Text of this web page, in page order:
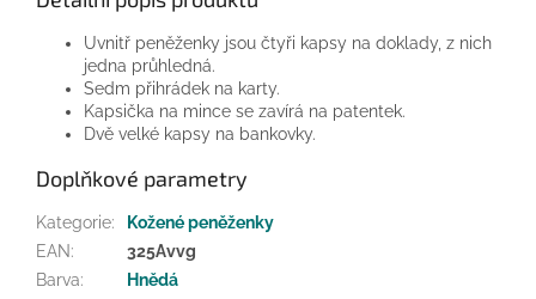
Uvnitř peněženky jsou čtyři kapsy na doklady, z nich
jedna průhledná.
Sedm přihrádek na karty.
Kapsička na mince se zavírá na patentek.
Dvě velké kapsy na bankovky.
Doplňkové parametry
Kategorie:
Kožené peněženky
EAN:
325Avvg
Barva:
Hnědá